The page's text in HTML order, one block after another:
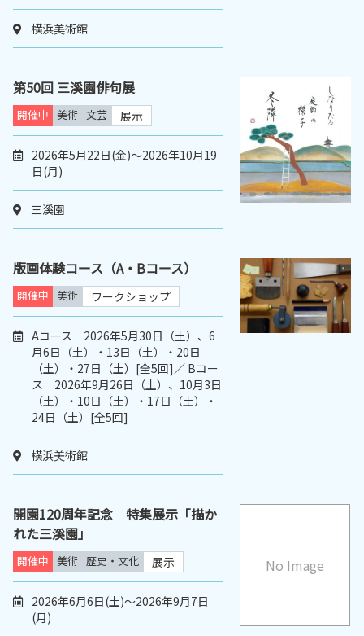
横浜美術館
第50回 三溪園俳句展
開催中 美術 文芸 展示
2026年5月22日(金)～2026年10月19
日(月)
三溪園
版画体験コース（A・Bコース）
開催中 美術 ワークショップ
Aコース 2026年5月30日（土）、6
月6日（土）・13日（土）・20日
（土）・27日（土）[全5回]／ Bコー
ス 2026年9月26日（土）、10月3日
（土）・10日（土）・17日（土）・
24日（土）[全5回]
横浜美術館
No Image
開園120周年記念 特集展示「描か
れた三溪園」
開催中 美術 歴史・文化 展示
2026年6月6日(土)～2026年9月7日
(月)